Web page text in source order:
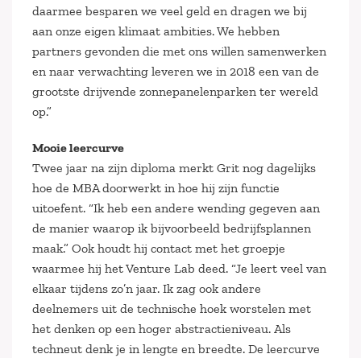
daarmee besparen we veel geld en dragen we bij
aan onze eigen klimaat ambities. We hebben
partners gevonden die met ons willen samenwerken
en naar verwachting leveren we in 2018 een van de
grootste drijvende zonnepanelenparken ter wereld
op.”
Mooie leercurve
Twee jaar na zijn diploma merkt Grit nog dagelijks
hoe de MBA doorwerkt in hoe hij zijn functie
uitoefent. “Ik heb een andere wending gegeven aan
de manier waarop ik bijvoorbeeld bedrijfsplannen
maak.” Ook houdt hij contact met het groepje
waarmee hij het Venture Lab deed. “Je leert veel van
elkaar tijdens zo’n jaar. Ik zag ook andere
deelnemers uit de technische hoek worstelen met
het denken op een hoger abstractieniveau. Als
techneut denk je in lengte en breedte. De leercurve